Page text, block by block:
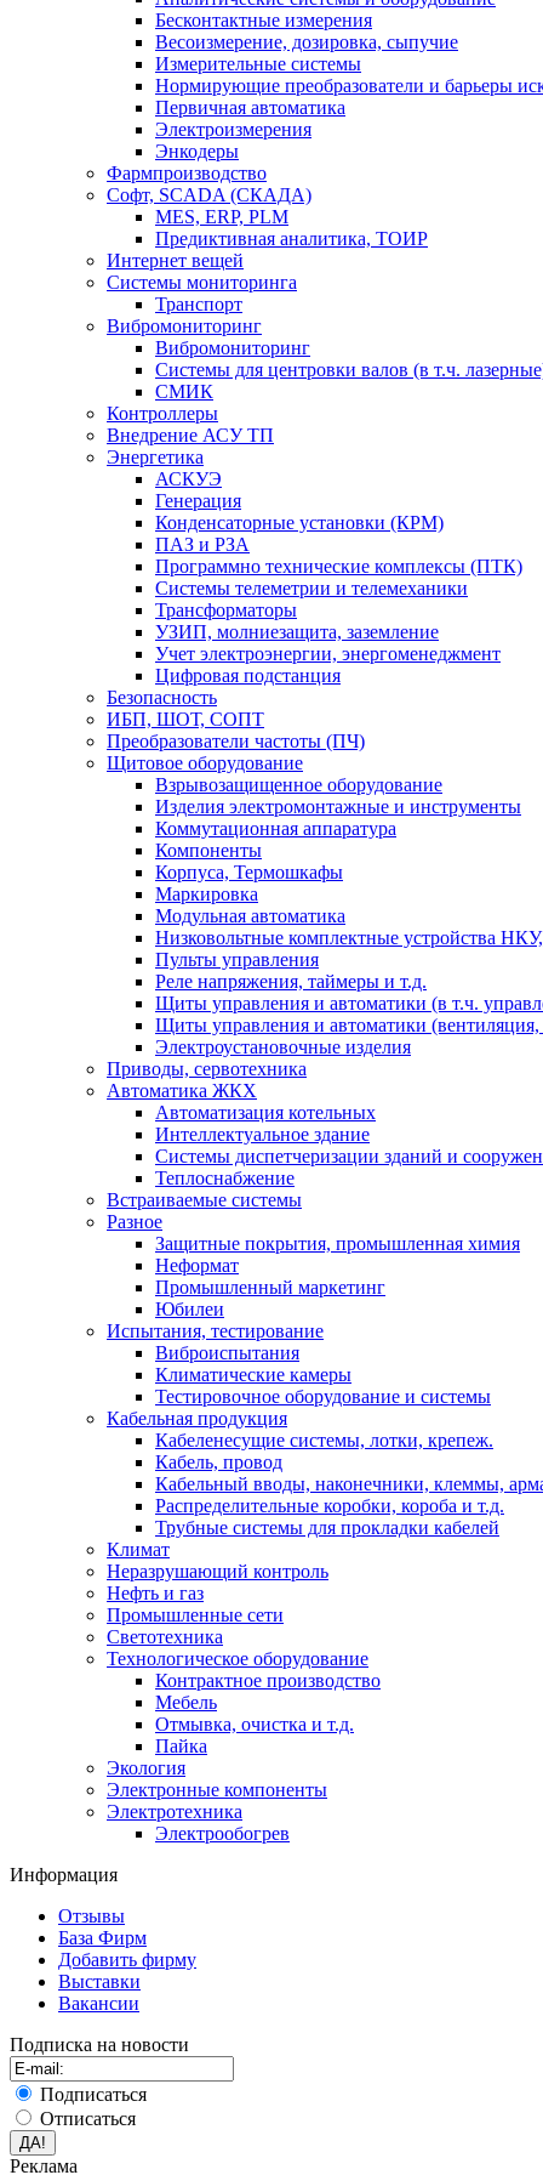
Бесконтактные измерения
Весоизмерение, дозировка, сыпучие
Измерительные системы
Нормирующие преобразователи и барьеры
Первичная автоматика
Электроизмерения
Энкодеры
Фармпроизводство
Софт, SCADA (СКАДА)
MES, ERP, PLM
Предиктивная аналитика, ТОИР
Интернет вещей
Системы мониторинга
Транспорт
Вибромониторинг
Вибромониторинг
Системы для центровки валов (в т.ч.
СМИК
Контроллеры
Внедрение АСУ ТП
Энергетика
АСКУЭ
Генерация
Конденсаторные установки (КРМ)
ПАЗ и РЗА
Программно технические комплексы (ПТК)
Системы телеметрии и телемеханики
Трансформаторы
УЗИП, молниезащита, заземление
Учет электроэнергии, энергоменеджмент
Цифровая подстанция
Безопасность
ИБП, ШОТ, СОПТ
Преобразователи частоты (ПЧ)
Щитовое оборудование
Взрывозащищенное оборудование
Изделия электромонтажные и инструменты
Коммутационная аппаратура
Компоненты
Корпуса, Термошкафы
Маркировка
Модульная автоматика
Низковольтные комплектные устройства
Пульты управления
Реле напряжения, таймеры и т.д.
Щиты управления и автоматики (в т.ч.
Щиты управления и автоматики (вентиляция,
Электроустановочные изделия
Приводы, сервотехника
Автоматика ЖКХ
Автоматизация котельных
Интеллектуальное здание
Системы диспетчеризации зданий и
Теплоснабжение
Встраиваемые системы
Разное
Защитные покрытия, промышленная химия
Неформат
Промышленный маркетинг
Юбилеи
Испытания, тестирование
Виброиспытания
Климатические камеры
Тестировочное оборудование и системы
Кабельная продукция
Кабеленесущие системы, лотки, крепеж.
Кабель, провод
Кабельный вводы, наконечники, клеммы,
Распределительные коробки, короба и т.д.
Трубные системы для прокладки кабелей
Климат
Неразрушающий контроль
Нефть и газ
Промышленные сети
Светотехника
Технологическое оборудование
Контрактное производство
Мебель
Отмывка, очистка и т.д.
Пайка
Экология
Электронные компоненты
Электротехника
Электрообогрев
Информация
Отзывы
База Фирм
Добавить фирму
Выставки
Вакансии
Подписка на новости
Подписаться
Отписаться
Реклама